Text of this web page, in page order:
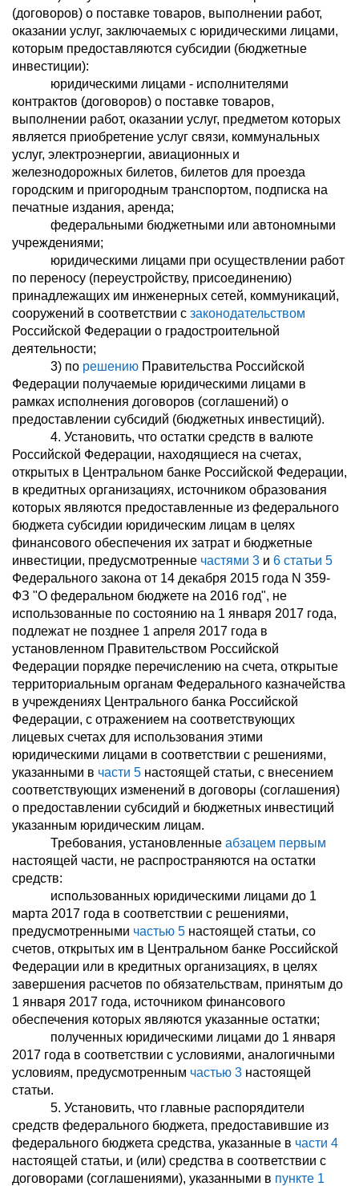
(договоров) о поставке товаров, выполнении работ,
оказании услуг, заключаемых с юридическими лицами,
которым предоставляются субсидии (бюджетные
инвестиции):
юридическими лицами - исполнителями
контрактов (договоров) о поставке товаров,
выполнении работ, оказании услуг, предметом которых
является приобретение услуг связи, коммунальных
услуг, электроэнергии, авиационных и
железнодорожных билетов, билетов для проезда
городским и пригородным транспортом, подписка на
печатные издания, аренда;
федеральными бюджетными или автономными
учреждениями;
юридическими лицами при осуществлении работ
по переносу (переустройству, присоединению)
принадлежащих им инженерных сетей, коммуникаций,
сооружений в соответствии с законодательством
Российской Федерации о градостроительной
деятельности;
3) по решению Правительства Российской
Федерации получаемые юридическими лицами в
рамках исполнения договоров (соглашений) о
предоставлении субсидий (бюджетных инвестиций).
4. Установить, что остатки средств в валюте
Российской Федерации, находящиеся на счетах,
открытых в Центральном банке Российской Федерации,
в кредитных организациях, источником образования
которых являются предоставленные из федерального
бюджета субсидии юридическим лицам в целях
финансового обеспечения их затрат и бюджетные
инвестиции, предусмотренные частями 3 и 6 статьи 5
Федерального закона от 14 декабря 2015 года N 359-
ФЗ "О федеральном бюджете на 2016 год", не
использованные по состоянию на 1 января 2017 года,
подлежат не позднее 1 апреля 2017 года в
установленном Правительством Российской
Федерации порядке перечислению на счета, открытые
территориальным органам Федерального казначейства
в учреждениях Центрального банка Российской
Федерации, с отражением на соответствующих
лицевых счетах для использования этими
юридическими лицами в соответствии с решениями,
указанными в части 5 настоящей статьи, с внесением
соответствующих изменений в договоры (соглашения)
о предоставлении субсидий и бюджетных инвестиций
указанным юридическим лицам.
Требования, установленные абзацем первым
настоящей части, не распространяются на остатки
средств:
использованных юридическими лицами до 1
марта 2017 года в соответствии с решениями,
предусмотренными частью 5 настоящей статьи, со
счетов, открытых им в Центральном банке Российской
Федерации или в кредитных организациях, в целях
завершения расчетов по обязательствам, принятым до
1 января 2017 года, источником финансового
обеспечения которых являются указанные остатки;
полученных юридическими лицами до 1 января
2017 года в соответствии с условиями, аналогичными
условиям, предусмотренным частью 3 настоящей
статьи.
5. Установить, что главные распорядители
средств федерального бюджета, предоставившие из
федерального бюджета средства, указанные в части 4
настоящей статьи, и (или) средства в соответствии с
договорами (соглашениями), указанными в пункте 1